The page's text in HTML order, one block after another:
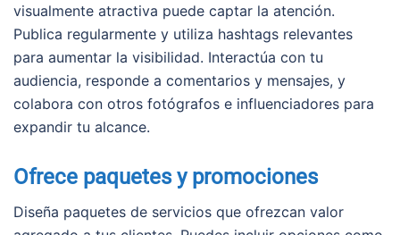
visualmente atractiva puede captar la atención.
Publica regularmente y utiliza hashtags relevantes
para aumentar la visibilidad. Interactúa con tu
audiencia, responde a comentarios y mensajes, y
colabora con otros fotógrafos e influenciadores para
expandir tu alcance.
Ofrece paquetes y promociones
Diseña paquetes de servicios que ofrezcan valor